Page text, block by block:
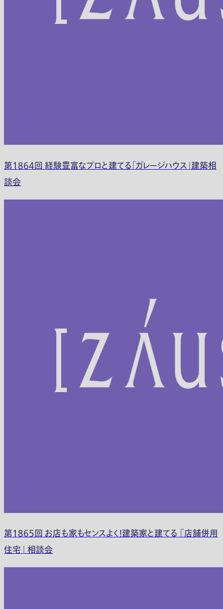
第1864回 経験豊富なプロと建てる「ガレージハウス」建築相
談会
第1865回 お店も家もセンスよく！建築家と建てる 「店舗併用
住宅」 相談会